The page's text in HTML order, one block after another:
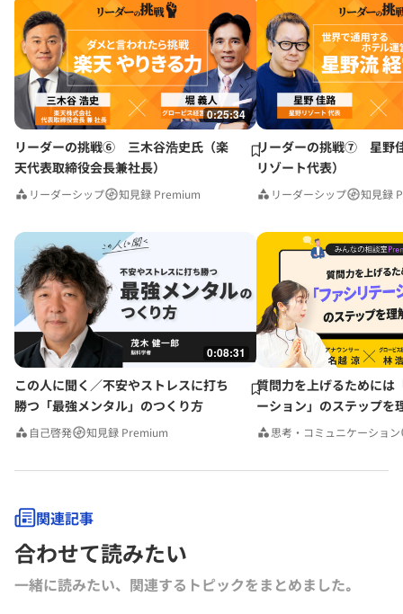
0:25:34
リーダーの挑戦⑥ 三木谷浩史氏（楽
天代表取締役会長兼社長）
リーダーシップ 知見録 Premium
リーダーの挑戦⑦ 星野
リゾート代表）
リーダーシップ 知見録
0:08:31
この人に聞く／不安やストレスに打ち
勝つ「最強メンタル」のつくり方
自己啓発 知見録 Premium
質問力を上げるためには
ーション」のステップを
みんなの相談室Premium
思考・コミュニケーション
関連記事
合わせて読みたい
一緒に読みたい、関連するトピックをまとめました｡